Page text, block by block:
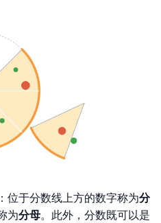
位于分数线上方的数字称为分
为分母。此外，分数既可以是